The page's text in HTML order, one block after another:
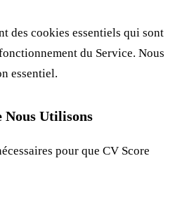
des cookies essentiels qui sont
du Service. Nous
essentiel.
Nous Utilisons
pour que CV Score